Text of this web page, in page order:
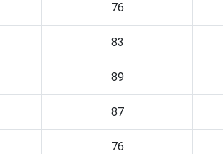
76
83
89
87
76